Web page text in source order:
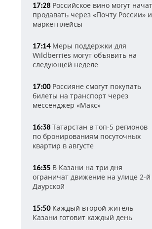
17:28 Российское вино могут
продавать через «Почту России» и
маркетплейсы
17:14Меры поддержки для
Wildberries могут объявить на
следующей неделе
17:00Россияне смогут покупать
билеты на транспорт через
мессенджер «Макс»
16:38 Татарстан в топ-5 регионов
по бронированиям посуточных
квартир в августе
16:35 В Казани на три дня
ограничат движение на улице 2-й
Даурской
15:50Каждый второй житель
Казани готовит каждый день